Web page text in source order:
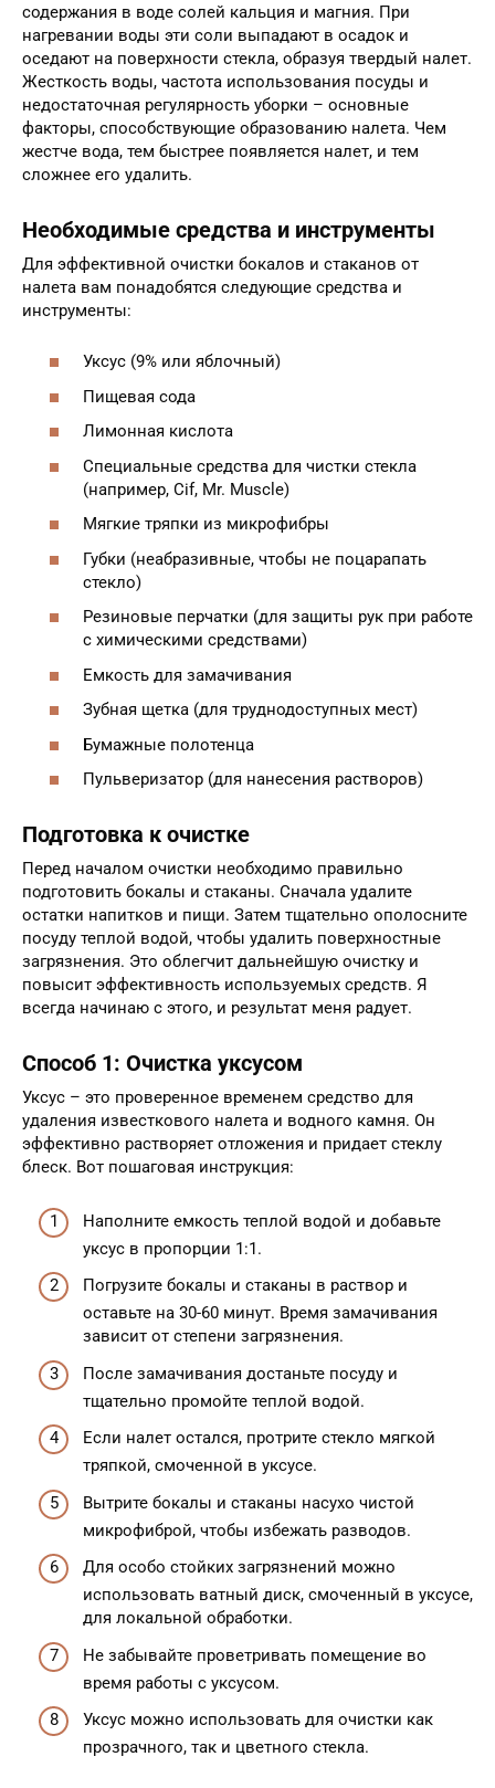
содержания в воде солей кальция и магния. При
нагревании воды эти соли выпадают в осадок и
оседают на поверхности стекла, образуя твердый налет.
Жесткость воды, частота использования посуды и
недостаточная регулярность уборки – основные
факторы, способствующие образованию налета. Чем
жестче вода, тем быстрее появляется налет, и тем
сложнее его удалить.
Необходимые средства и инструменты
Для эффективной очистки бокалов и стаканов от
налета вам понадобятся следующие средства и
инструменты:
Уксус (9% или яблочный)
Пищевая сода
Лимонная кислота
Специальные средства для чистки стекла
(например, Cif, Mr. Muscle)
Мягкие тряпки из микрофибры
Губки (неабразивные, чтобы не поцарапать
стекло)
Резиновые перчатки (для защиты рук при работе
с химическими средствами)
Емкость для замачивания
Зубная щетка (для труднодоступных мест)
Бумажные полотенца
Пульверизатор (для нанесения растворов)
Подготовка к очистке
Перед началом очистки необходимо правильно
подготовить бокалы и стаканы. Сначала удалите
остатки напитков и пищи. Затем тщательно ополосните
посуду теплой водой, чтобы удалить поверхностные
загрязнения. Это облегчит дальнейшую очистку и
повысит эффективность используемых средств. Я
всегда начинаю с этого, и результат меня радует.
Способ 1: Очистка уксусом
Уксус – это проверенное временем средство для
удаления известкового налета и водного камня. Он
эффективно растворяет отложения и придает стеклу
блеск. Вот пошаговая инструкция:
Наполните емкость теплой водой и добавьте
уксус в пропорции 1:1.
Погрузите бокалы и стаканы в раствор и
оставьте на 30-60 минут. Время замачивания
зависит от степени загрязнения.
После замачивания достаньте посуду и
тщательно промойте теплой водой.
Если налет остался, протрите стекло мягкой
тряпкой, смоченной в уксусе.
Вытрите бокалы и стаканы насухо чистой
микрофиброй, чтобы избежать разводов.
Для особо стойких загрязнений можно
использовать ватный диск, смоченный в уксусе,
для локальной обработки.
Не забывайте проветривать помещение во
время работы с уксусом.
Уксус можно использовать для очистки как
прозрачного, так и цветного стекла.